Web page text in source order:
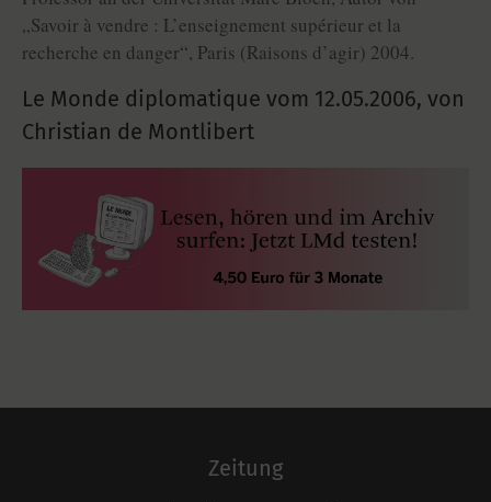
„Savoir à vendre : L’enseignement supérieur et la
recherche en danger“, Paris (Raisons d’agir) 2004.
Le Monde diplomatique vom 12.05.2006, von
Christian de Montlibert
Zeitung